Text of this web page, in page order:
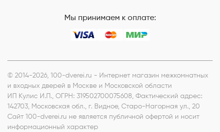
Мы принимаем к оплате:
© 2014-2026, 100-dverei.ru - Интернет магазин межкомнатных
и входных дверей в Москве и Московской области
ИП Кулис И.П., ОГРН: 319502700075608, Фактический адрес:
142703, Московская обл., г. Видное, Старо-Нагорная ул., 20
Сайт 100-dverei.ru не является публичной офертой и носит
информационный характер
Я согласен с Политикой конфиденциальности
обработку персональных данных